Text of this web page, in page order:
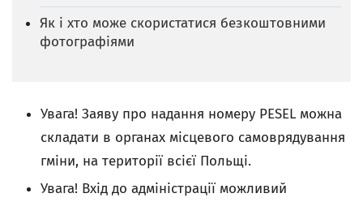
Як і хто може скористатися безкоштовними
фотографіями
Увага! Заяву про надання номеру PESEL можна
складати в органах місцевого самоврядування
гміни, на території всієї Польщі.
Увага! Вхід до адміністрації можливий